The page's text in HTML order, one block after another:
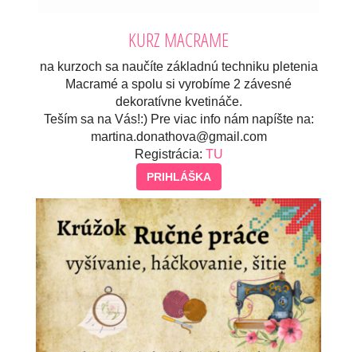
KURZ MACRAME
na kurzoch sa naučíte základnú techniku pletenia
Macramé a spolu si vyrobíme 2 závesné
dekoratívne kvetináče.
Teším sa na Vás!:) Pre viac info nám napíšte na:
martina.donathova@gmail.com
Registrácia: TU
PRIHLÁŠKA